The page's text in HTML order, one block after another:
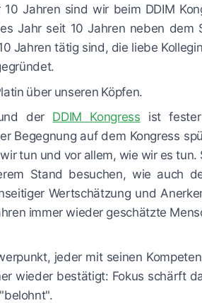
Jahren sind wir beim DDIM
Jahr seit 10 Jahren neben dem
Jahren tätig sind, die liebe
über unseren Köpfen.
der DDIM Kongress ist
Begegnung auf dem Kongress
tun und vor allem, wie wir es tun.
Stand besuchen, wie auch
Wertschätzung und
immer wieder geschätzte
jeder mit seinen
wieder bestätigt: Fokus schärft